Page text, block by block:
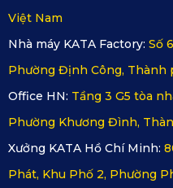
Việt Nam
Nhà máy KATA Factory: Số
Phường Định Công, Thành
Office HN: Tầng 3 G5 tòa
Phường Khương Đình,
Xưởng KATA Hồ Chí Minh:
Phát, Khu Phố 2, Phường